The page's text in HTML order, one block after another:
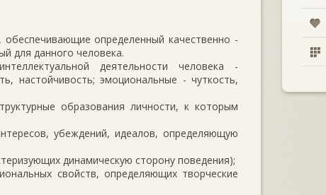
обеспечивающие определенный качественно -
для данного человека.
деятельности человека -
настойчивость; эмоциональные - чуткость,
образования личности, к которым
убеждений, идеалов, определяющую
динамическую сторону поведения);
свойств, определяющих творческие